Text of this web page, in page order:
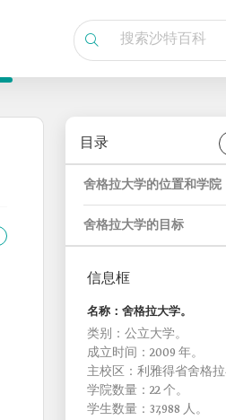
目录
舍格拉大学的位置和学院
舍格拉大学的目标
信息框
名称：舍格拉大学。
类别：公立大学。
成立时间：2009 年。
主校区：利雅得省舍格拉
学院数量：22 个。
学生数量：37,988 人。